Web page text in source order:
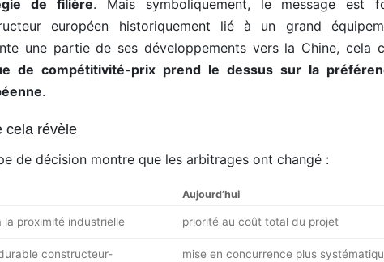
de filière. Mais symboliquement, le message est
européen historiquement lié à un grand
une partie de ses développements vers la Chine, cela
de compétitivité-prix prend le dessus sur la
.
cela révèle
de décision montre que les arbitrages ont changé :
Aujourd’hui
la proximité industrielle priorité au coût total du projet
constructeur-
mise en concurrence plus